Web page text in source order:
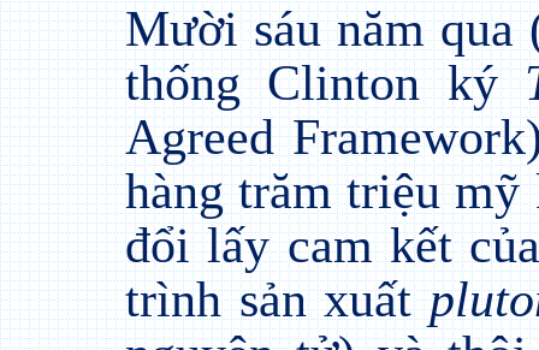
Mười sáu năm qua
thống Clinton ký
Agreed
hàng trăm triệu
đổi lấy cam kết
trình sản xuất